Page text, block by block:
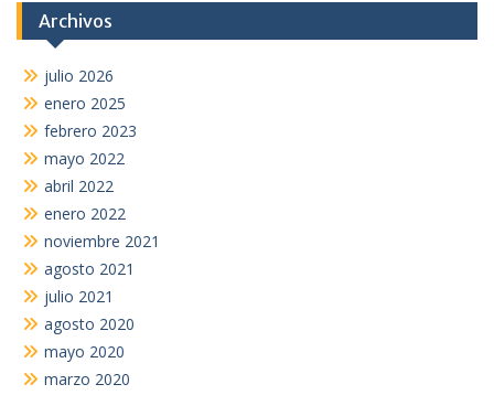
Archivos
julio 2026
enero 2025
febrero 2023
mayo 2022
abril 2022
enero 2022
noviembre 2021
agosto 2021
julio 2021
agosto 2020
mayo 2020
marzo 2020